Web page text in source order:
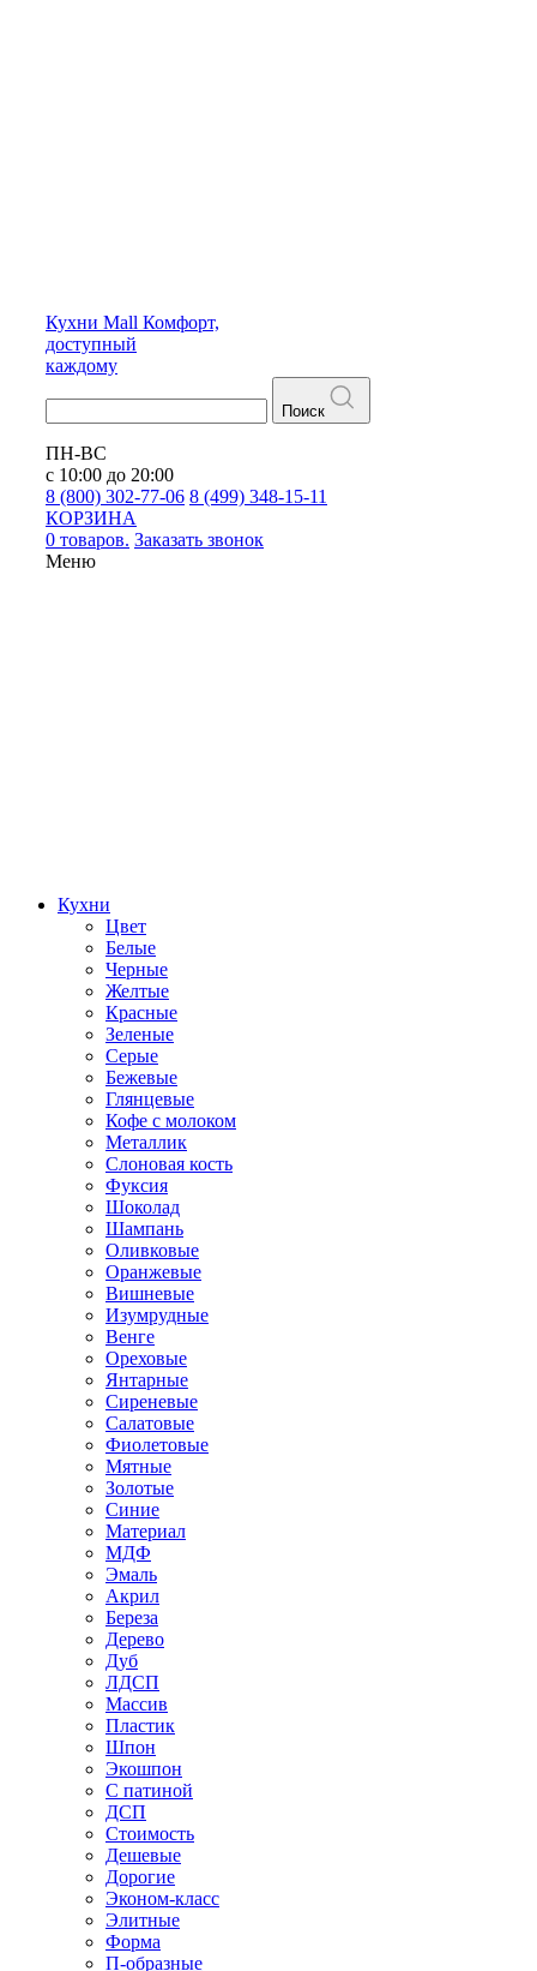
Кухни Mall Комфорт,
доступный
каждому
Поиск
ПН-ВС
с 10:00 до 20:00
8 (800) 302-77-06 8 (499) 348-15-11
КОРЗИНА
0 товаров. Заказать звонок
Меню
Кухни
Цвет
Белые
Черные
Желтые
Красные
Зеленые
Серые
Бежевые
Глянцевые
Кофе с молоком
Металлик
Слоновая кость
Фуксия
Шоколад
Шампань
Оливковые
Оранжевые
Вишневые
Изумрудные
Венге
Ореховые
Янтарные
Сиреневые
Салатовые
Фиолетовые
Мятные
Золотые
Синие
Материал
МДФ
Эмаль
Акрил
Береза
Дерево
Дуб
ЛДСП
Массив
Пластик
Шпон
Экошпон
С патиной
ДСП
Стоимость
Дешевые
Дорогие
Эконом-класс
Элитные
Форма
П-образные